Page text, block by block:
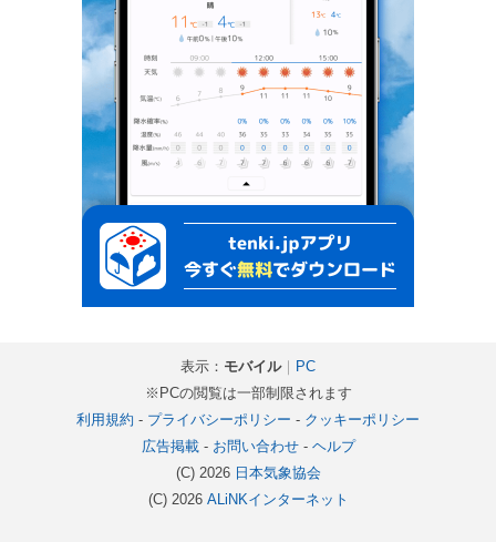
表示： モバイル｜
PC
※PCの閲覧は一部制限されます
利用規約 - プライバシーポリシー - クッキーポリシー
広告掲載- お問い合わせ- ヘルプ
(C) 2026 日本気象協会
(C) 2026 ALiNKインターネット